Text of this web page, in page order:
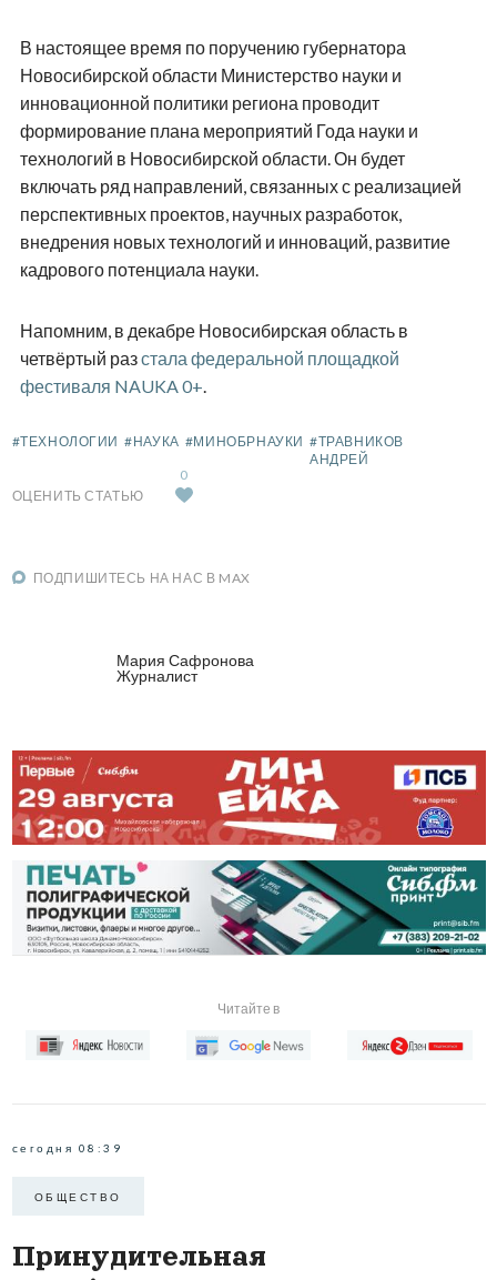
В настоящее время по поручению губернатора
Новосибирской области Министерство науки и
инновационной политики региона проводит
формирование плана мероприятий Года науки и
технологий в Новосибирской области. Он будет
включать ряд направлений, связанных с реализацией
перспективных проектов, научных разработок,
внедрения новых технологий и инноваций, развитие
кадрового потенциала науки.
Напомним, в декабре Новосибирская область в
четвёртый разстала федеральной площадкой
фестиваля NAUKA 0+.
#ТЕХНОЛОГИИ #НАУКА #МИНОБРНАУКИ #ТРАВНИКОВ
АНДРЕЙ
ОЦЕНИТЬ СТАТЬЮ
0
ПОДПИШИТЕСЬ НА НАС В MAX
Мария Сафронова
Журналист
Читайте в
сегодня 08:39
ОБЩЕСТВО
Принудительная